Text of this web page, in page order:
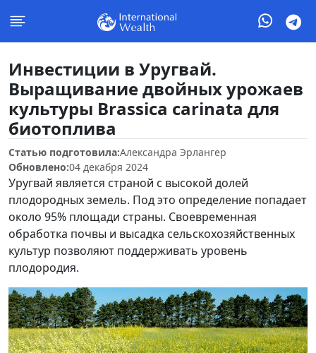
Инвестиции в Уругвай.
Выращивание двойных урожаев
культуры Brassica carinata для
биотоплива
Статью подготовила:Александра Эрлангер
Обновлено:04 декабря 2024
Уругвай является страной с высокой долей
плодородных земель. Под это определение попадает
около 95% площади страны. Своевременная
обработка почвы и высадка сельскохозяйственных
культур позволяют поддерживать уровень
плодородия.